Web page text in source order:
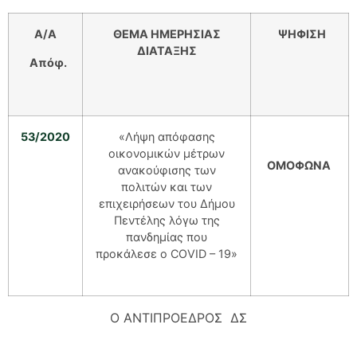
Α/Α
Απόφ.
ΘΕΜΑ ΗΜΕΡΗΣΙΑΣ
ΔΙΑΤΑΞΗΣ
ΨΗΦΙΣΗ
53/2020
«Λήψη απόφασης
οικονομικών μέτρων
ανακούφισης των
πολιτών και των
επιχειρήσεων του Δήμου
Πεντέλης λόγω της
πανδημίας που
προκάλεσε ο COVID – 19»
ΟΜΟΦΩΝΑ
Ο ΑΝΤΙΠΡΟΕΔΡΟΣ ΔΣ